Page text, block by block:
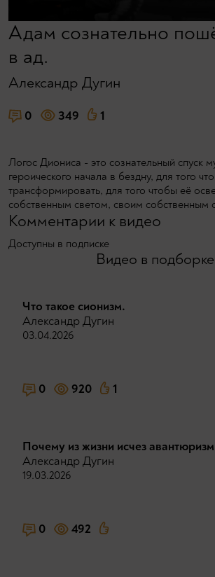
Адам сознательно
в ад.
Александр Дугин
0 349 1
Логос Диониса - это сознательный спуск
героического начала в бездну, для того
трансформировать, для того чтобы её
собственным светом, своим собственным
Комментарии к видео
Доступны в подписке
Видео в
Что такое сионизм.
Александр Дугин
03.04.2026
0 920 1
Почему из жизни исчез
Александр Дугин
19.03.2026
0 492